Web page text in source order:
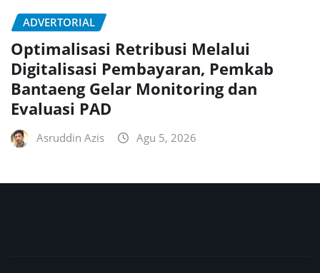
ADVERTORIAL
Optimalisasi Retribusi Melalui
Digitalisasi Pembayaran, Pemkab
Bantaeng Gelar Monitoring dan
Evaluasi PAD
Asruddin Azis Agu 5, 2026